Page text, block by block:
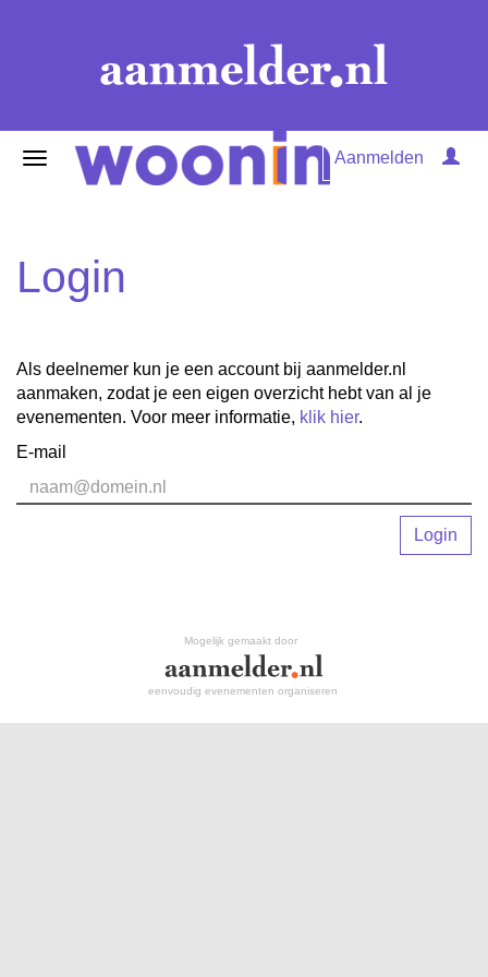
Aanmelden
Login
Als deelnemer kun je een account bij aanmelder.nl
aanmaken, zodat je een eigen overzicht hebt van al je
evenementen. Voor meer informatie, klik hier.
E-mail
Login
Mogelijk gemaakt door
eenvoudig evenementen organiseren